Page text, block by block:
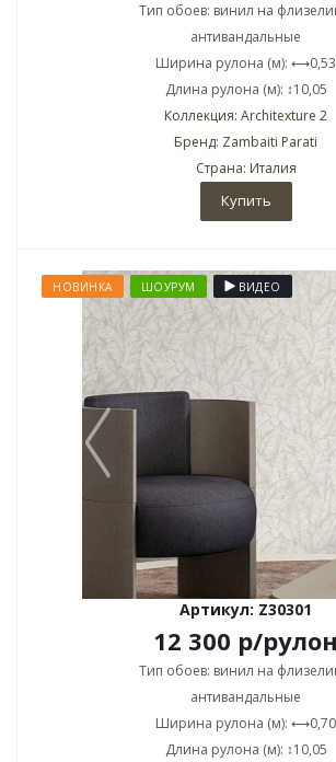
Тип обоев: винил на
антивандальные
Ширина рулона (м): ⟷0,53
Длина рулона (м): ↕10,05
Коллекция: Architexture 2
Бренд: Zambaiti Parati
Страна: Италия
Купить
НОВИНКА ШОУРУМ ВИДЕО
Артикул: Z30301
12 300 р/рулон
Тип обоев: винил на
антивандальные
Ширина рулона (м): ⟷0,70
Длина рулона (м): ↕10,05